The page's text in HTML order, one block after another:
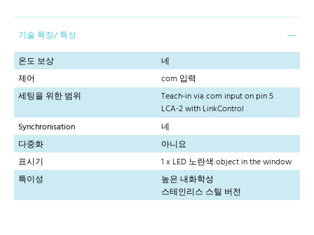
기술 특징/ 특성
온도 보상
네
제어
com 입력
세팅을 위한 범위
Teach-in via com input on pin 5
LCA-2 with LinkControl
Synchronisation
네
다중화
아니요
표시기
1 x LED 노란색:object in the window
특이성
높은 내화학성
스테인리스 스틸 버전